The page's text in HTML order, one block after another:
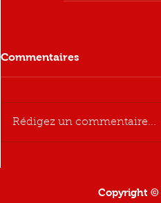
Commentaires
Rédigez un commentaire...
Copyright ©